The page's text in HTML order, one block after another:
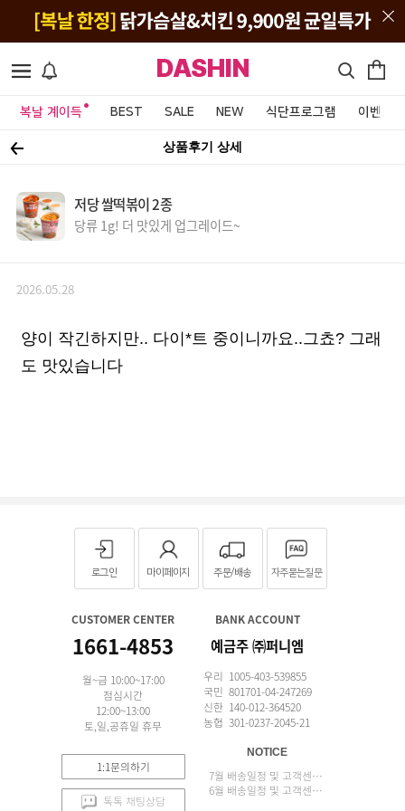
DASHIN
복날 계이득 BEST SALE NEW 식단프로그램 이벤트&
상품후기 상세
저당 쌀떡볶이 2종
당류 1g! 더 맛있게 업그레이드~
2026.05.28
양이 작긴하지만.. 다이*트 중이니까요..그쵸? 그래
도 맛있습니다
로그인 마이페이지 주문/배송 자주묻는질문
CUSTOMER CENTER
1661-4853
월~금 10:00~17:00
점심시간
12:00~13:00
토,일,공휴일 휴무
1:1문의하기
톡톡 채팅상담
BANK ACCOUNT
예금주 ㈜퍼니엠
우리 1005-403-539855
국민 801701-04-247269
신한 140-012-364520
농협 301-0237-2045-21
NOTICE
7월 배송일정 및 고객센터 업무 안내
6월 배송일정 및 고객센터 업무 안내